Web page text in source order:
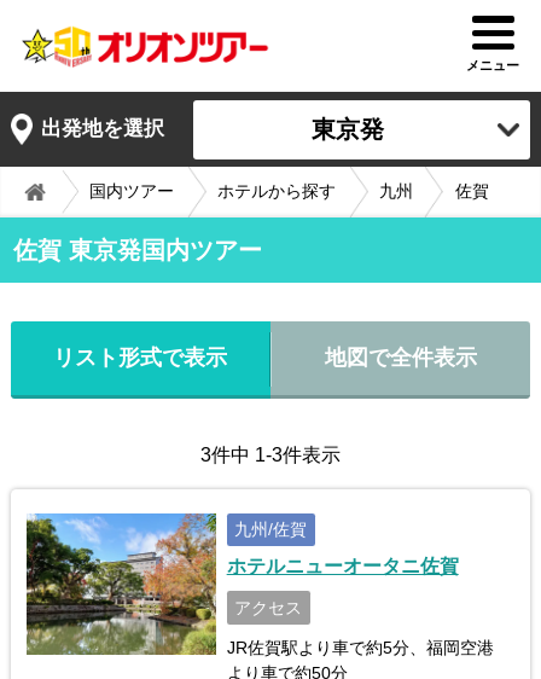
メニュー
出発地を選択 東京発
国内ツアー ホテルから探す 九州 佐賀
佐賀 東京発国内ツアー
リスト形式で表示 地図で全件表示
3件中 1-3件表示
九州/佐賀
ホテルニューオータニ佐賀
アクセス
JR佐賀駅より車で約5分、福岡空港
より車で約50分